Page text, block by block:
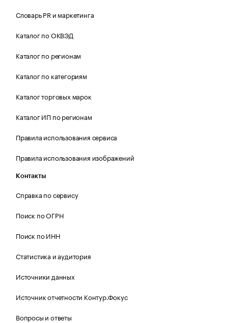
Словарь PR и маркетинга
Каталог по ОКВЭД
Каталог по регионам
Каталог по категориям
Каталог торговых марок
Каталог ИП по регионам
Правила использования сервиса
Правила использования изображений
Контакты
Справка по сервису
Поиск по ОГРН
Поиск по ИНН
Статистика и аудитория
Источники данных
Источник отчетности Контур.Фокус
Вопросы и ответы